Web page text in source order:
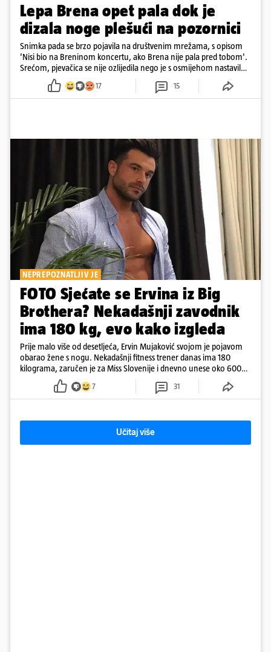
Lepa Brena opet pala dok je
dizala noge plešući na pozornici
Snimka pada se brzo pojavila na društvenim mrežama, s opisom
'Nisi bio na Breninom koncertu, ako Brena nije pala pred tobom'.
Srećom, pjevačica se nije ozlijedila nego je s osmijehom nastavila
17 15
NEPREPOZNATLJIV JE
FOTO Sjećate se Ervina iz Big
Brothera? Nekadašnji zavodnik
ima 180 kg, evo kako izgleda
Prije malo više od desetljeća, Ervin Mujaković svojom je pojavom
obarao žene s nogu. Nekadašnji fitness trener danas ima 180
kilograma, zaručen je za Miss Slovenije i dnevno unese oko 6000
7 31
Učitaj više